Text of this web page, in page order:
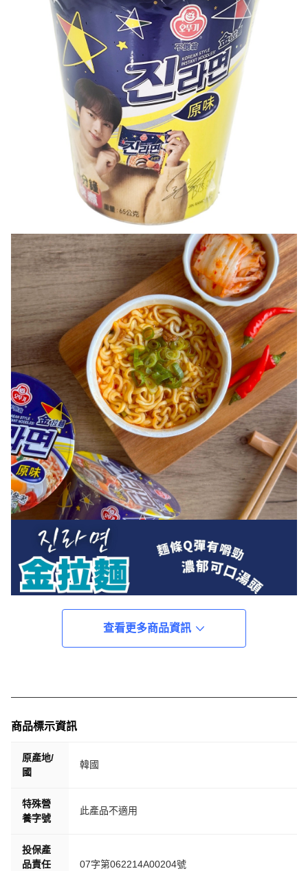
查看更多商品資訊
商品標示資訊
原產地/
國
韓國
特殊營
養字號
此產品不適用
投保產
品責任
07字第062214A00204號